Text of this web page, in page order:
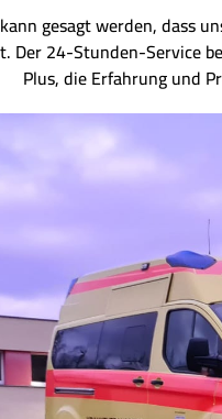
gesagt werden, dass
Der 24-Stunden-Service
Plus, die Erfahrung und